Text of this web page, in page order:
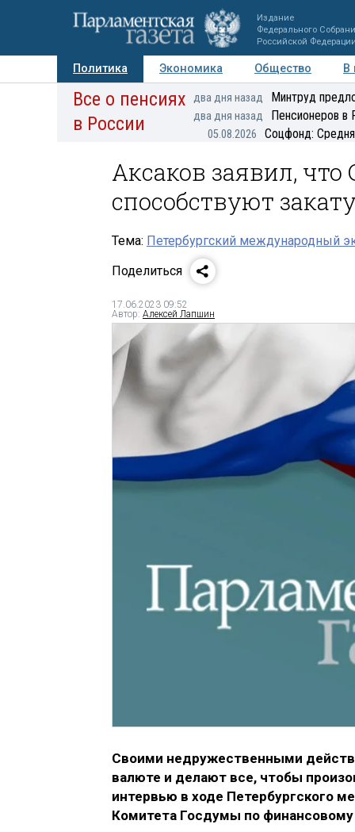
Издание
Федерального
Российской
Политика Экономика Общество
В
Авторы Персоны Мнения Регионы
Все о пенсиях
в России
два дня назад Минтруд
два дня назад Пенсионеров в
05.08.2026 Соцфонд:
Аксаков заявил,
способствуют
Тема: Петербургский международный
Поделиться
17.06.2023 09:52
Автор: Алексей Лапшин
Своими недружественными
валюте и делают все, чтобы
интервью в ходе Петербургского
Комитета Госдумы по